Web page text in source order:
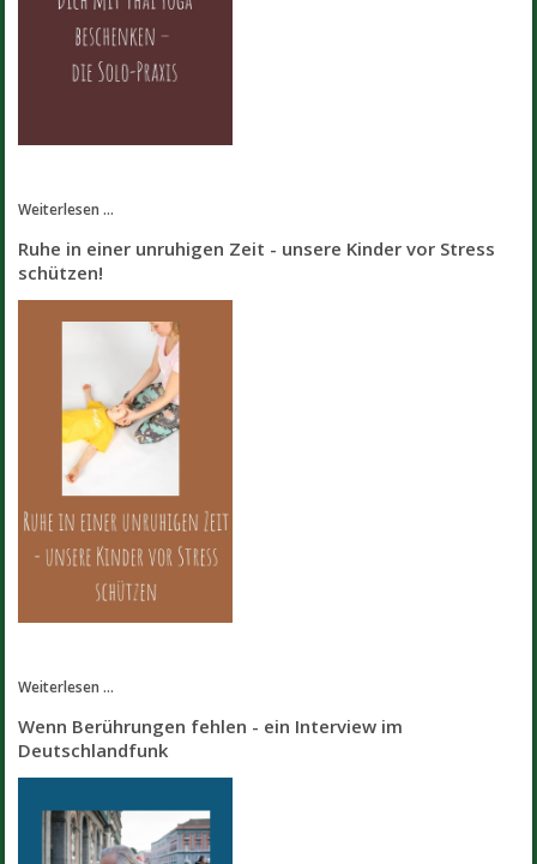
Weiterlesen ...
Ruhe in einer unruhigen Zeit - unsere Kinder vor Stress
schützen!
Weiterlesen ...
Wenn Berührungen fehlen - ein Interview im
Deutschlandfunk